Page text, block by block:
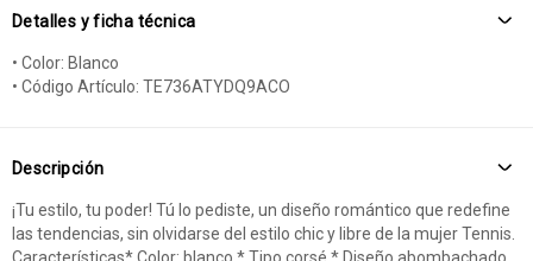
Detalles y ficha técnica
• Color: Blanco
• Código Artículo: TE736ATYDQ9ACO
Descripción
¡Tu estilo, tu poder! Tú lo pediste, un diseño romántico que redefine
las tendencias, sin olvidarse del estilo chic y libre de la mujer Tennis.